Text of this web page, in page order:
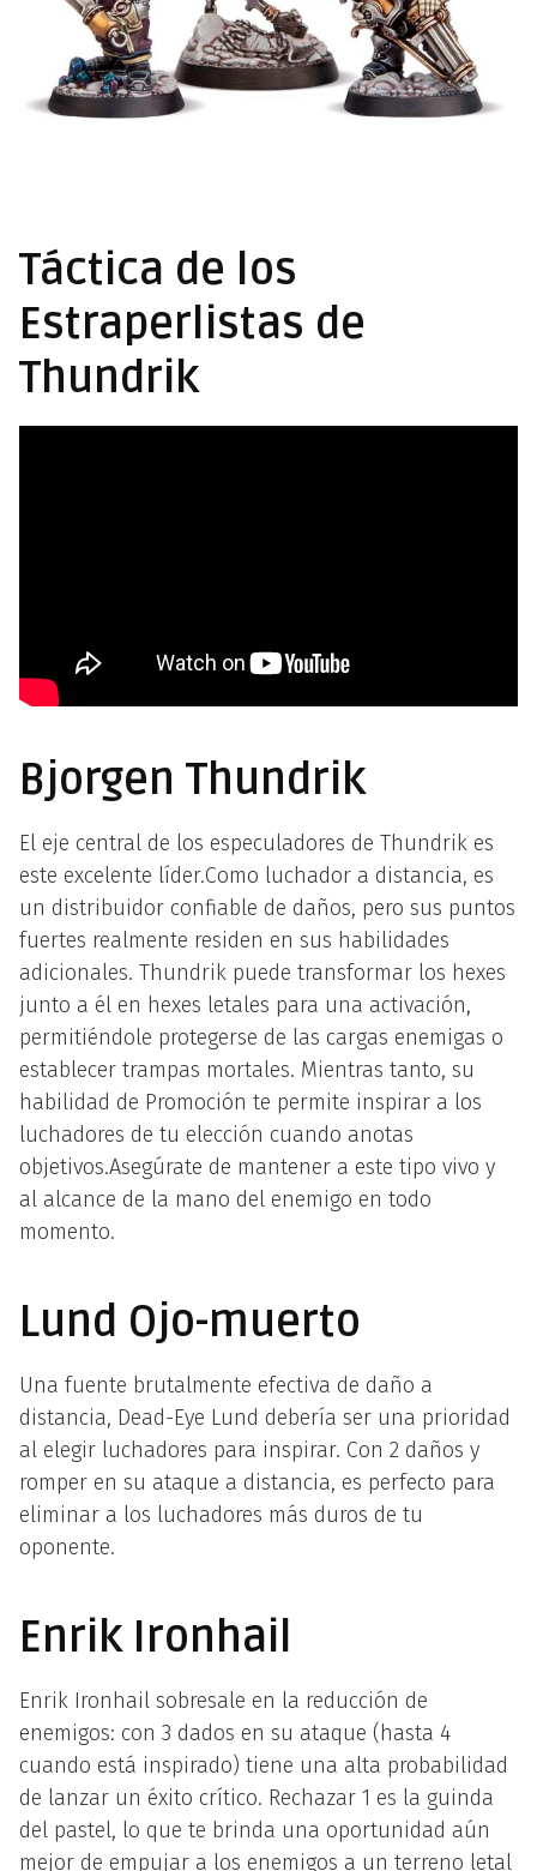
Táctica de los
Estraperlistas de
Thundrik
Bjorgen Thundrik
El eje central de los especuladores de Thundrik es
este excelente líder.Como luchador a distancia, es
un distribuidor confiable de daños, pero sus puntos
fuertes realmente residen en sus habilidades
adicionales. Thundrik puede transformar los hexes
junto a él en hexes letales para una activación,
permitiéndole protegerse de las cargas enemigas o
establecer trampas mortales. Mientras tanto, su
habilidad de Promoción te permite inspirar a los
luchadores de tu elección cuando anotas
objetivos.Asegúrate de mantener a este tipo vivo y
al alcance de la mano del enemigo en todo
momento.
Lund Ojo-muerto
Una fuente brutalmente efectiva de daño a
distancia, Dead-Eye Lund debería ser una prioridad
al elegir luchadores para inspirar. Con 2 daños y
romper en su ataque a distancia, es perfecto para
eliminar a los luchadores más duros de tu
oponente.
Enrik Ironhail
Enrik Ironhail sobresale en la reducción de
enemigos: con 3 dados en su ataque (hasta 4
cuando está inspirado) tiene una alta probabilidad
de lanzar un éxito crítico. Rechazar 1 es la guinda
del pastel, lo que te brinda una oportunidad aún
mejor de empujar a los enemigos a un terreno letal